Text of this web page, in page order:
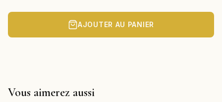
AJOUTER AU PANIER
Vous aimerez aussi